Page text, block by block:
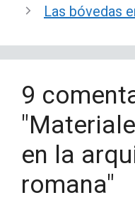
Las bóvedas
9
en la
romana"